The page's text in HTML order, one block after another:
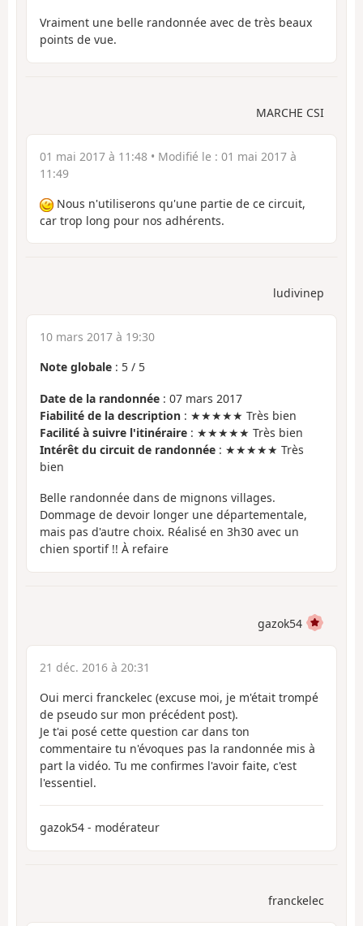
Vraiment une belle randonnée avec de très beaux
points de vue.
MARCHE CSI
01 mai 2017 à 11:48 • Modifié le : 01 mai 2017 à
11:49
Nous n'utiliserons qu'une partie de ce circuit,
car trop long pour nos adhérents.
ludivinep
10 mars 2017 à 19:30
Note globale : 5 / 5
Date de la randonnée : 07 mars 2017
Fiabilité de la description : ★★★★★ Très bien
Facilité à suivre l'itinéraire : ★★★★★ Très bien
Intérêt du circuit de randonnée : ★★★★★ Très
bien
Belle randonnée dans de mignons villages.
Dommage de devoir longer une départementale,
mais pas d'autre choix. Réalisé en 3h30 avec un
chien sportif !! À refaire
gazok54
21 déc. 2016 à 20:31
Oui merci franckelec (excuse moi, je m'était trompé
de pseudo sur mon précédent post).
Je t'ai posé cette question car dans ton
commentaire tu n'évoques pas la randonnée mis à
part la vidéo. Tu me confirmes l'avoir faite, c'est
l'essentiel.
gazok54 - modérateur
franckelec